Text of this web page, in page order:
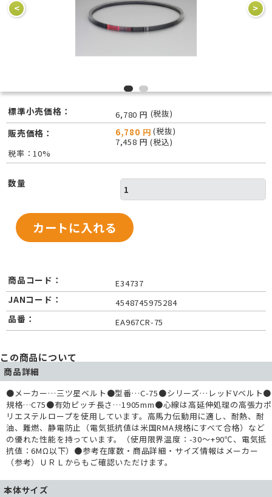
< >
標準小売価格： 6,780 円 (税抜)
販売価格： 6,780 円 (税抜)
7,458 円 (税込)
税率：10%
数量
商品コード： E34737
JANコード： 4548745975284
品番： EA967CR-75
この商品について
商品詳細
●メーカー…三ツ星ベルト●型番…C-75●シリーズ…レッドVベルト●
規格…C75●有効ピッチ長さ…1905mm●心線は高延伸処理の高張力ポ
リエステルロープを使用しています。高馬力伝動用に適し、耐熱、耐
油、難燃、静電防止（電気抵抗値は米国RMA規格にすべて合格）など
の優れた性能を持っています。（使用限界温度：-30～+90℃、電気抵
抗値：6MΩ以下）●参考在庫数・商品詳細・サイズ情報はメーカー
（参考）ＵＲＬからもご確認いただけます。
本体サイズ